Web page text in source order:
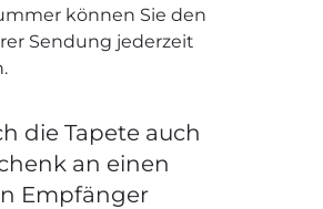
können Sie den
Sendung jederzeit
die Tapete auch
an einen
Empfänger